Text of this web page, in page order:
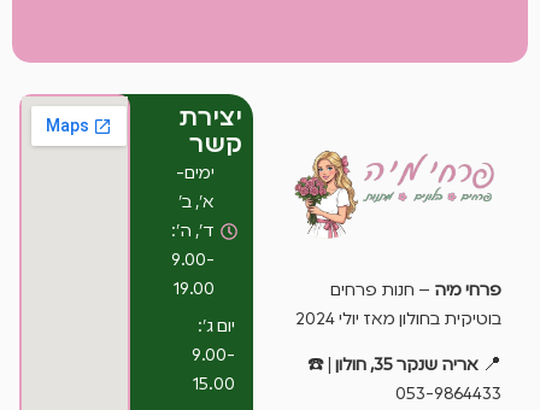
יצירת
קשר
ימים-
א’, ב’
ד’, ה’:
9.00-
19.00
יום ג’:
9.00-
15.00
פרחי מיה – חנות פרחים
בוטיקית בחולון מאז יולי 2024
📍 אריה שנקר 35, חולון
| ☎️
053-9864433